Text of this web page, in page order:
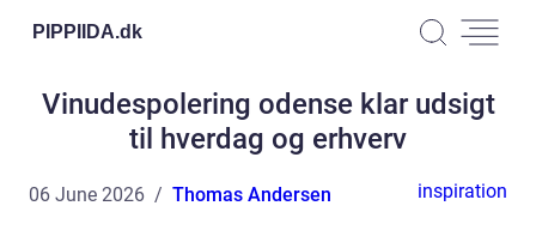
PIPPIIDA.dk
Vinudespolering odense klar udsigt
til hverdag og erhverv
06 June 2026 Thomas Andersen inspiration